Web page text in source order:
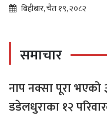
बिहीबार, चैत १९, २०८२
समाचार
नाप नक्सा पूरा भएको
डडेलधुराका १२